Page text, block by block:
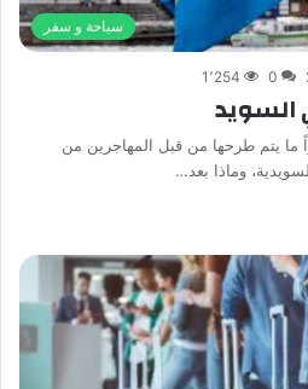
سياحة و سفر
0 1٬254
ما يتم طرحها من قبل المهاجرين من
وماذا بعد…